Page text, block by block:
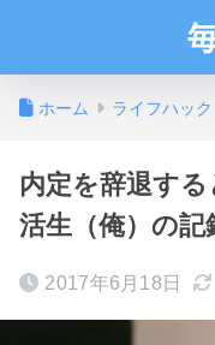
ホーム ライフハック
内定を辞退す
活生（俺）の記
2017年6月18日